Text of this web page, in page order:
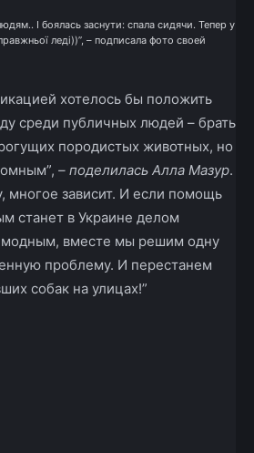
І боялась заснути: спала сидячи. Тепер у
леді))”, – подписала фото своей
хотелось бы положить
среди публичных людей – брать
породистых животных, но
– поделилась Алла Мазур.
многое зависит. И если помощь
станет в Украине делом
вместе мы решим одну
проблему. И перестанем
собак на улицах!”